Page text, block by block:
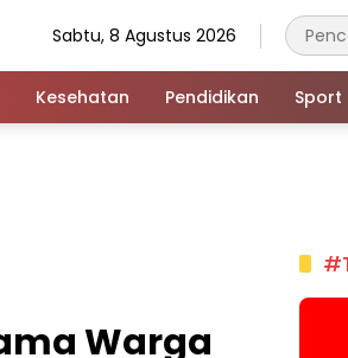
Sabtu, 8 Agustus 2026
Kesehatan Pendidikan Sport
Warga